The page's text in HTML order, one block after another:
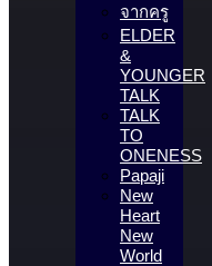
จากครู
ELDER
&
YOUNGER
TALK
TALK
TO
ONENESS
Papaji
New
Heart
New
World